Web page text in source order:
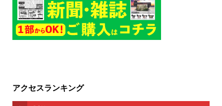
アクセスランキング